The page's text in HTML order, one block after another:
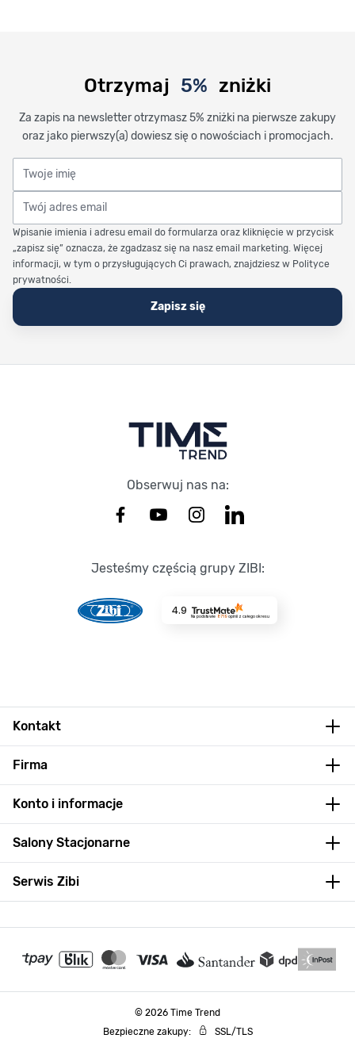
Otrzymaj 5% zniżki
Za zapis na newsletter otrzymasz 5% zniżki na pierwsze zakupy
oraz jako pierwszy(a) dowiesz się o nowościach i promocjach.
Twoje imię
Twój adres email
Wpisanie imienia i adresu email do formularza oraz kliknięcie w przycisk
„zapisz się” oznacza, że zgadzasz się na nasz email marketing. Więcej
informacji, w tym o przysługujących Ci prawach, znajdziesz w Polityce
prywatności.
Zapisz się
Obserwuj nas na:
Jesteśmy częścią grupy ZIBI:
4.9
Na podstawie 8719opinii z całego okresu
Kontakt
Firma
Konto i informacje
Salony Stacjonarne
Serwis Zibi
© 2026 Time Trend
Bezpieczne zakupy:
SSL/TLS